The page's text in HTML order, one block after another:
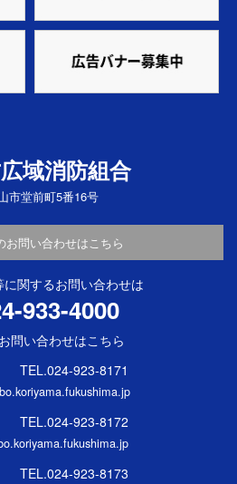
域消防組合
市堂前町5番16号
お問い合わせはこちら
に関するお問い合わせは
933-4000
問い合わせはこちら
923-8171
923-8172
923-8173